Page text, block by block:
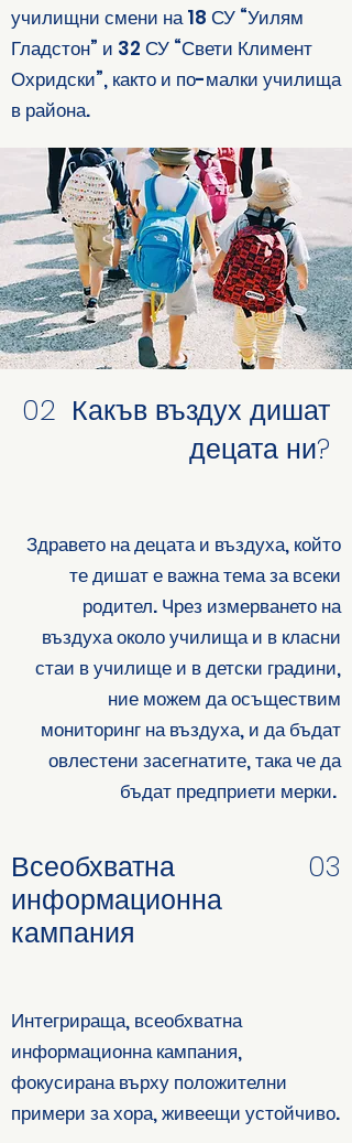
училищни смени на 18 СУ “Уилям
Гладстон” и 32 СУ “Свети Климент
Охридски”, както и по-малки училища
в района.
02 Какъв въздух дишат
децата ни?
Здравето на децата и въздуха, който
те дишат е важна тема за всеки
родител. Чрез измерването на
въздуха около училища и в класни
стаи в училище и в детски градини,
ние можем да осъществим
мониторинг на въздуха, и да бъдат
овлестени засегнатите, така че да
бъдат предприети мерки.
Всеобхватна
информационна
кампания
03
Интегрираща, всеобхватна
информационна кампания,
фокусирана върху положителни
примери за хора, живеещи устойчиво.